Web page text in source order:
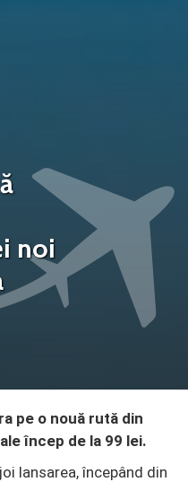
noi
pe o nouă rută din
încep de la 99 lei.
lansarea, începând din